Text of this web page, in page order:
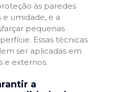
às paredes
umidade, e a
pequenas
Essas técnicas
ser aplicadas em
e externos.
a